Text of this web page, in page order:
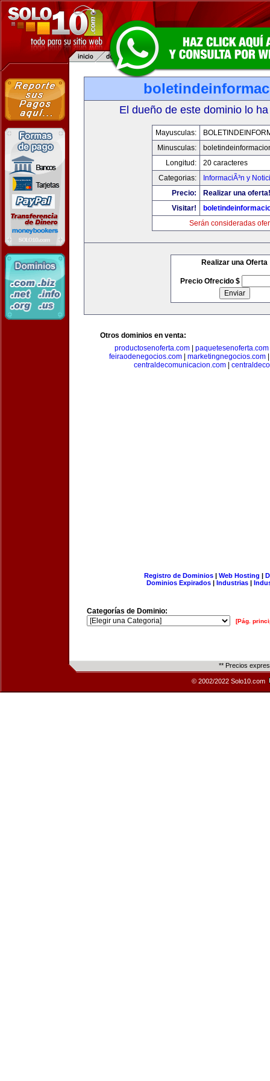
El dueño de este dominio lo
Mayusculas:
Minusculas:
Longitud:
20 caracteres
Categorias:
InformaciÃ³n y
Precio:
Realizar una oferta!
Visitar!
Serán consideradas
Realizar una Oferta
Precio Ofrecido $
Otros dominios en venta:
productosenoferta.com| paquetesenoferta.com
feiraodenegocios.com
marketingnegocios.com
centraldecomunicacion.com
Registro de Dominios| Web Hosting |
Dominios Expirados | Industrias |
Categorías de Dominio:
[Pág.
** Precios
© 2002/2022 Solo10.com